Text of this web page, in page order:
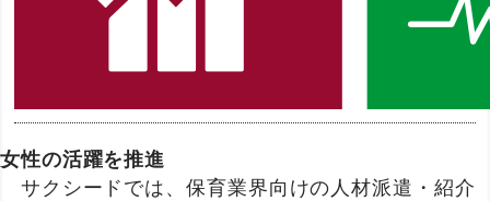
女性の活躍を推進
サクシードでは、保育業界向けの人材派遣・紹介